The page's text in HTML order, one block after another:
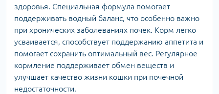
здоровья. Специальная формула помогает
поддерживать водный баланс, что особенно важно
при хронических заболеваниях почек. Корм легко
усваивается, способствует поддержанию аппетита и
помогает сохранить оптимальный вес. Регулярное
кормление поддерживает обмен веществ и
улучшает качество жизни кошки при почечной
недостаточности.